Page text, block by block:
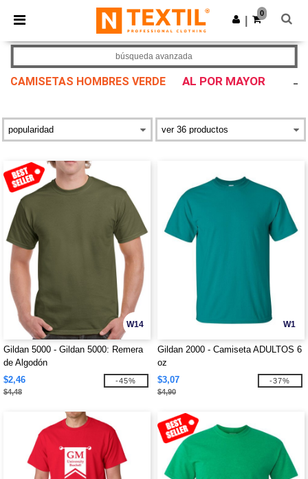
× App de Ntextil
¡Mejores precios en app!
Descargar app
0
CAMISETAS HOMBRES VERDE AL POR MAYOR
búsqueda avanzada
W14
Gildan 5000 - Gildan 5000: Remera
de Algodón
$2,46
$4,48
-45%
W1
Gildan 2000 - Camiseta ADULTOS 6
oz
$3,07
$4,90
-37%